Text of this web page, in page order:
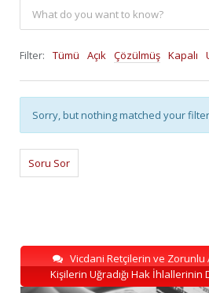
Filter: Tümü Açık Çözülmüş Kapalı
Sorry, but nothing matched your filter
Soru Sor
Vicdani Retçilerin ve Zorunlu
Kişilerin Uğradığı Hak İhlallerinin